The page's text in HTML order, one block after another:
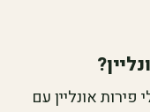
אונליין עם